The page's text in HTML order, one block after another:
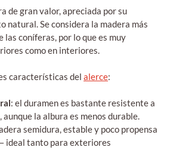
de gran valor, apreciada por su
natural. Se considera la madera más
coníferas, por lo que es muy
como en interiores.
características del alerce:
: el duramen es bastante resistente a
aunque la albura es menos durable.
semidura, estable y poco propensa
ideal tanto para exteriores